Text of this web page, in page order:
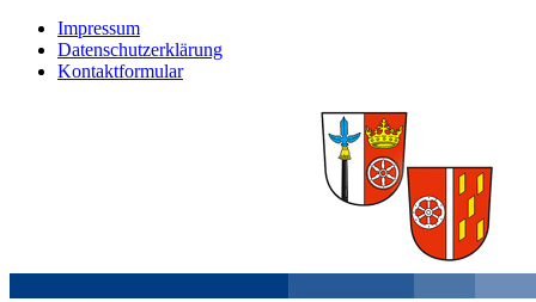
Impressum
Datenschutzerklärung
Kontaktformular